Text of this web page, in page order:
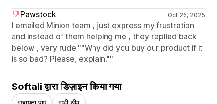
Pawstock
Oct 26, 2025
I emailed Minion team , just express my frustration
and instead of them helping me , they replied back
below , very rude ""Why did you buy our product if it
is so bad? Please, explain.""
Softali द्वारा डिज़ाइन किया गया
सहायता पाएं सभी थीम